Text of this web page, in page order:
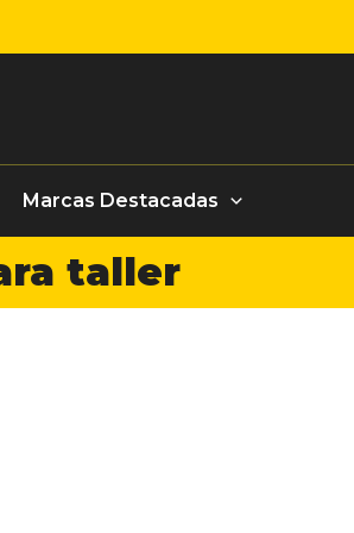
Marcas Destacadas
taller